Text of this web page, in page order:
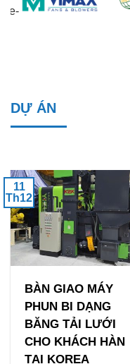
DỰ ÁN
11
Th12
BÀN GIAO MÁY
PHUN BI DẠNG
BĂNG TẢI LƯỚI
CHO KHÁCH HÀN
TẠI KOREA